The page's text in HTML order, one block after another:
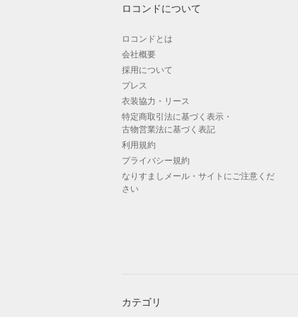
ロコンドについて
ロコンドとは
会社概要
採用について
プレス
衣装協力・リース
特定商取引法に基づく表示・
古物営業法に基づく表記
利用規約
プライバシー規約
なりすましメール・サイトにご注意くだ
さい
カテゴリ